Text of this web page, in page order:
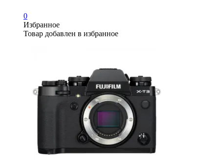
0
Избранное
Товар добавлен в избранное